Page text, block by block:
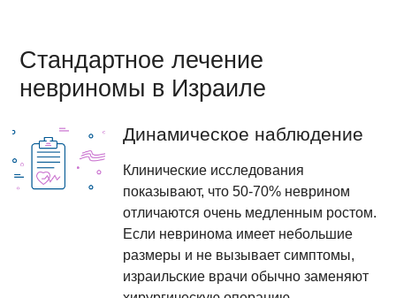
Стандартное лечение
невриномы в Израиле
Динамическое наблюдение
Клинические исследования
показывают, что 50-70% неврином
отличаются очень медленным ростом.
Если невринома имеет небольшие
размеры и не вызывает симптомы,
израильские врачи обычно заменяют
хирургическую операцию